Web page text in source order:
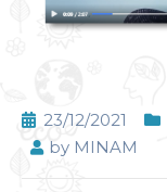
23/12/2021
by MINAM